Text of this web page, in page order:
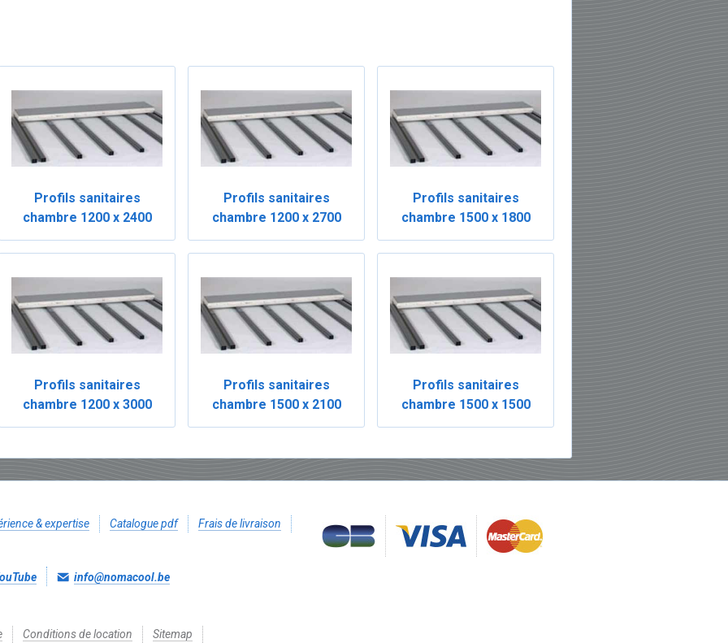
Profils sanitaires
chambre 1200 x 2400
Profils sanitaires
chambre 1200 x 2700
Profils sanitaires
chambre 1500 x 1800
Profils sanitaires
chambre 1200 x 3000
Profils sanitaires
chambre 1500 x 2100
Profils sanitaires
chambre 1500 x 1500
& expertise Catalogue pdf
Frais de livraison
info@nomacool.be
Conditions de location Sitemap